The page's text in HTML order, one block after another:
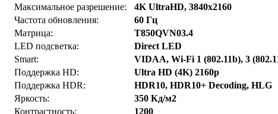
Максимальное разрешение:
4K UltraHD, 3840x2160
Частота обновления:
60 Гц
Матрица:
T850QVN03.4
LED подсветка:
Direct LED
Smart:
VIDAA, Wi-Fi 1 (802.11b), 3
Поддержка HD:
Ultra HD (4K) 2160p
Поддержка HDR:
HDR10, HDR10+ Decoding, HLG
Яркость:
350 Кд/м2
Контрастность:
1200